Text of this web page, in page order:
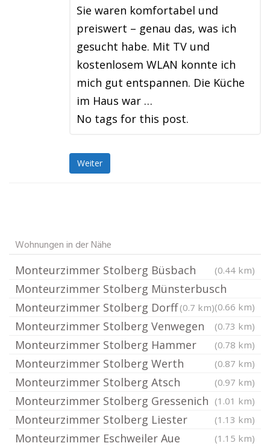
Sie waren komfortabel und
preiswert – genau das, was ich
gesucht habe. Mit TV und
kostenlosem WLAN konnte ich
mich gut entspannen. Die Küche
im Haus war …
No tags for this post.
Weiter
Wohnungen in der Nähe
Monteurzimmer Stolberg Büsbach (0.44 km)
Monteurzimmer Stolberg Münsterbusch
(0.66 km)
Monteurzimmer Stolberg Dorff (0.7 km)
Monteurzimmer Stolberg Venwegen (0.73 km)
Monteurzimmer Stolberg Hammer (0.78 km)
Monteurzimmer Stolberg Werth (0.87 km)
Monteurzimmer Stolberg Atsch (0.97 km)
Monteurzimmer Stolberg Gressenich (1.01 km)
Monteurzimmer Stolberg Liester (1.13 km)
Monteurzimmer Eschweiler Aue (1.15 km)